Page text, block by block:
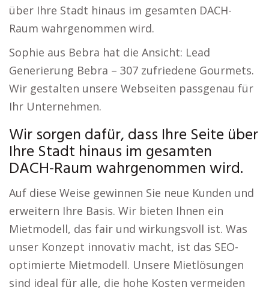
über Ihre Stadt hinaus im gesamten DACH-
Raum wahrgenommen wird.
Sophie aus Bebra hat die Ansicht: Lead
Generierung Bebra – 307 zufriedene Gourmets.
Wir gestalten unsere Webseiten passgenau für
Ihr Unternehmen.
Wir sorgen dafür, dass Ihre Seite über
Ihre Stadt hinaus im gesamten
DACH-Raum wahrgenommen wird.
Auf diese Weise gewinnen Sie neue Kunden und
erweitern Ihre Basis. Wir bieten Ihnen ein
Mietmodell, das fair und wirkungsvoll ist. Was
unser Konzept innovativ macht, ist das SEO-
optimierte Mietmodell. Unsere Mietlösungen
sind ideal für alle, die hohe Kosten vermeiden